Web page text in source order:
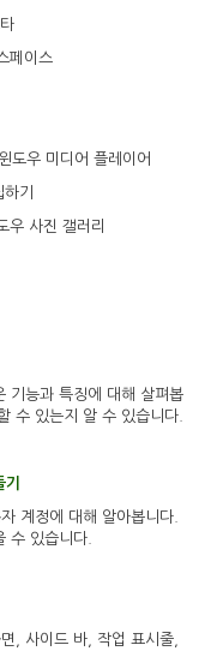
페이스
우 미디어 플레이어
기
사진 갤러리
기능과 특징에 대해 살펴봅
수 있는지 알 수 있습니다.
계정에 대해 알아봅니다.
수 있습니다.
, 사이드 바, 작업 표시줄,